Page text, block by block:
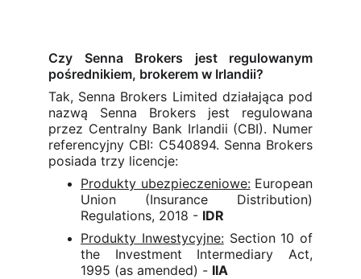
Czy Senna Brokers jest regulowanym
pośrednikiem, brokerem w Irlandii?
Tak, Senna Brokers Limited działająca pod
nazwą Senna Brokers jest regulowana
przez Centralny Bank Irlandii (CBI). Numer
referencyjny CBI: C540894. Senna Brokers
posiada trzy licencje:
Produkty ubezpieczeniowe:European
Union (Insurance Distribution)
Regulations, 2018 - IDR
Produkty Inwestycyjne:Section 10 of
the Investment Intermediary Act,
1995 (as amended) - IIA